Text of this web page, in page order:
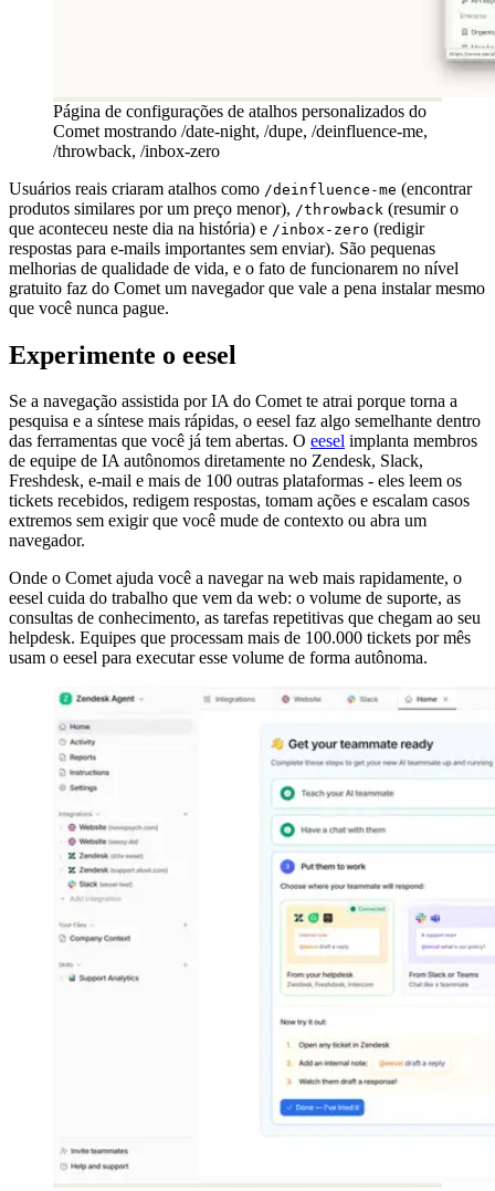
Página de configurações de atalhos personalizados do
Comet mostrando /date-night, /dupe, /deinfluence-me,
/throwback, /inbox-zero
Usuários reais criaram atalhos como /deinfluence-me (encontrar
produtos similares por um preço menor), /throwback (resumir o
que aconteceu neste dia na história) e /inbox-zero (redigir
respostas para e-mails importantes sem enviar). São pequenas
melhorias de qualidade de vida, e o fato de funcionarem no nível
gratuito faz do Comet um navegador que vale a pena instalar mesmo
que você nunca pague.
Experimente o eesel
Se a navegação assistida por IA do Comet te atrai porque torna a
pesquisa e a síntese mais rápidas, o eesel faz algo semelhante dentro
das ferramentas que você já tem abertas. O eesel implanta membros
de equipe de IA autônomos diretamente no Zendesk, Slack,
Freshdesk, e-mail e mais de 100 outras plataformas - eles leem os
tickets recebidos, redigem respostas, tomam ações e escalam casos
extremos sem exigir que você mude de contexto ou abra um
navegador.
Onde o Comet ajuda você a navegar na web mais rapidamente, o
eesel cuida do trabalho que vem da web: o volume de suporte, as
consultas de conhecimento, as tarefas repetitivas que chegam ao seu
helpdesk. Equipes que processam mais de 100.000 tickets por mês
usam o eesel para executar esse volume de forma autônoma.